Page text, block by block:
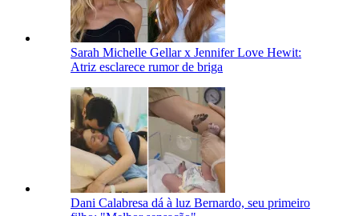
Sarah Michelle Gellar x Jennifer Love Hewit:
Atriz esclarece rumor de briga
Dani Calabresa dá à luz Bernardo, seu primeiro